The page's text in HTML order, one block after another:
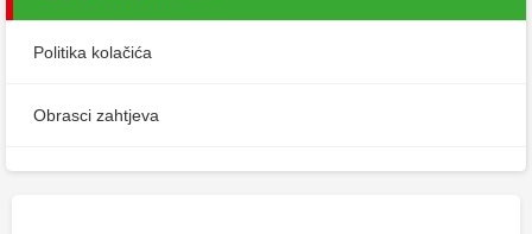
Politika kolačića
Obrasci zahtjeva